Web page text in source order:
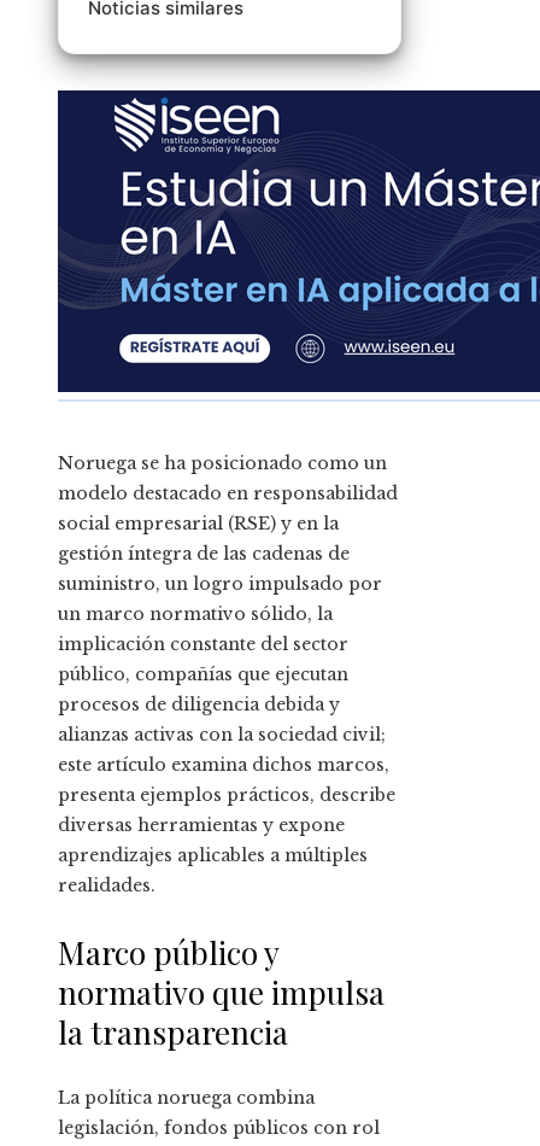
Noticias similares
Noruega se ha posicionado como un
modelo destacado en responsabilidad
social empresarial (RSE) y en la
gestión íntegra de las cadenas de
suministro, un logro impulsado por
un marco normativo sólido, la
implicación constante del sector
público, compañías que ejecutan
procesos de diligencia debida y
alianzas activas con la sociedad civil;
este artículo examina dichos marcos,
presenta ejemplos prácticos, describe
diversas herramientas y expone
aprendizajes aplicables a múltiples
realidades.
Marco público y
normativo que impulsa
la transparencia
La política noruega combina
legislación, fondos públicos con rol